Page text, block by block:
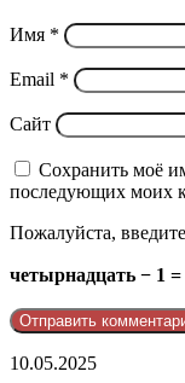
Имя *
Email *
Сайт
Сохранить моё
последующих моих
Пожалуйста,
четырнадцать − 1 =
telegram
10.05.2025